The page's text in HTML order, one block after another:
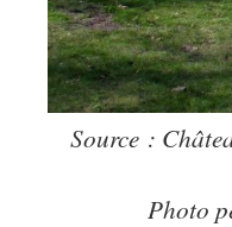
Source :
Photo